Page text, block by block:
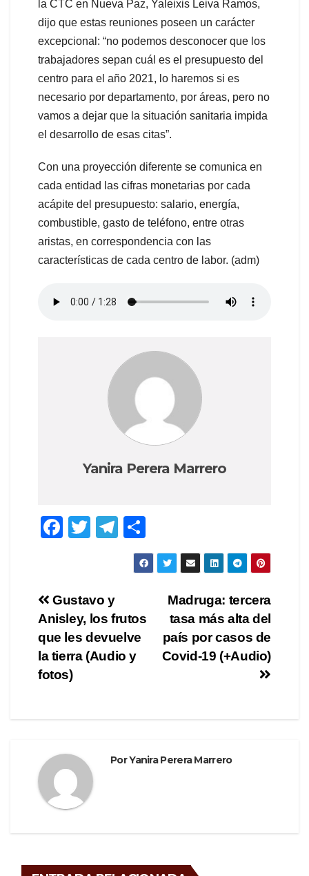
la CTC en Nueva Paz, Yaleixis Leiva Ramos,
dijo que estas reuniones poseen un carácter
excepcional: “no podemos desconocer que los
trabajadores sepan cuál es el presupuesto del
centro para el año 2021, lo haremos si es
necesario por departamento, por áreas, pero no
vamos a dejar que la situación sanitaria impida
el desarrollo de esas citas”.
Con una proyección diferente se comunica en
cada entidad las cifras monetarias por cada
acápite del presupuesto: salario, energía,
combustible, gasto de teléfono, entre otras
aristas, en correspondencia con las
características de cada centro de labor. (adm)
Yanira Perera Marrero
F
e
b
o
o
k
T
er
T
el
a
m
o
m
ar
tir
Navegación
de
entradas
Madruga: tercera
tasa más alta del
país por casos de
Covid-19 (+Audio)
Gustavo y
Anisley, los frutos
que les devuelve
la tierra (Audio y
fotos)
PorYanira Perera Marrero